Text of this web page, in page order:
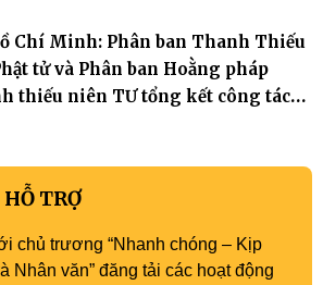
Chí Minh: Phân ban Thanh Thiếu
tử và Phân ban Hoằng pháp
thiếu niên TƯ tổng kết công tác
TRỢ
chủ trương “Nhanh chóng – Kịp
Nhân văn” đăng tải các hoạt động